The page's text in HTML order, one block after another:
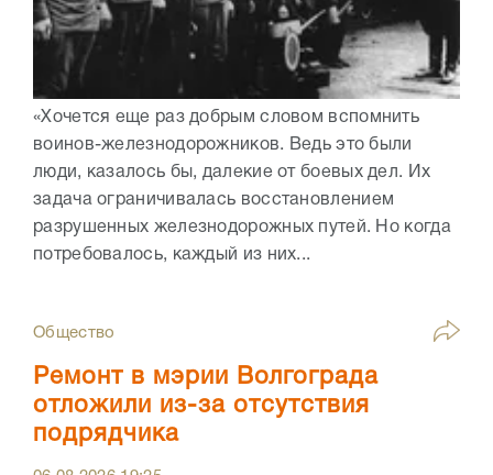
«Хочется еще раз добрым словом вспомнить
воинов-железнодорожников. Ведь это были
люди, казалось бы, далекие от боевых дел. Их
задача ограничивалась восстановлением
разрушенных железнодорожных путей. Но когда
потребовалось, каждый из них...
Общество
Ремонт в мэрии Волгограда
отложили из-за отсутствия
подрядчика